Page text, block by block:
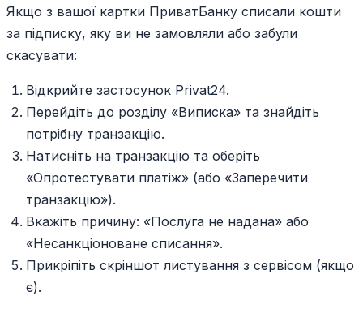
Якщо з вашої картки ПриватБанку списали кошти
за підписку, яку ви не замовляли або забули
скасувати:
Відкрийте застосунок Privat24.
Перейдіть до розділу «Виписка» та знайдіть
потрібну транзакцію.
Натисніть на транзакцію та оберіть
«Опротестувати платіж» (або «Заперечити
транзакцію»).
Вкажіть причину: «Послуга не надана» або
«Несанкціоноване списання».
Прикріпіть скріншот листування з сервісом (якщо
є).